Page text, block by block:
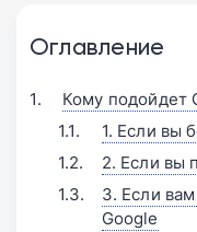
Оглавление
Кому подойдет
1. Если вы
2. Если вы
3. Если
Google